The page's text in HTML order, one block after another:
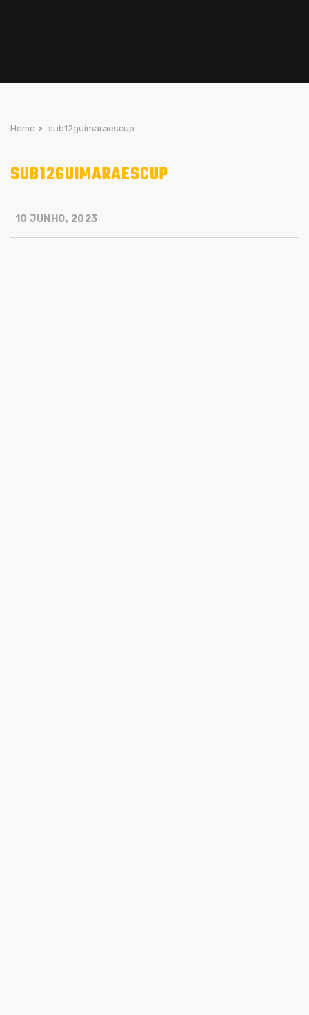
Home > sub12guimaraescup
SUB12GUIMARAESCUP
10 JUNHO, 2023